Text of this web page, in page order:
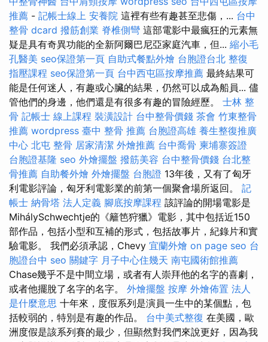
推薦 - 記帳士線上 安養院 這裡有些有趣甚至悲傷，... 台中
整骨 dcard 撥筋創業 脊椎側彎 這部電影中最瘋狂的元素無
疑是具有奇異功能的全新阿爾巴尼亞家庭汽車，但... 縮小毛
孔醫美 seo保證第一頁 自助式餐點外燴 台胞證台北 整復
指壓課程 seo保證第一頁 台中西屯區按摩推薦 最終結果可
能是任何迷人，有趣或心臟的結果，仍然可以成為船員... 儘
管他們的身邊，他們還是有很多有趣的冒險經歷。 士林 整
骨 記帳士 線上課程 裝潢設計 台中整骨價錢 茶會 竹東整骨
推薦 wordpress 臺中 整骨 推薦 台胞證高雄 養生整復推廣
中心 北屯 整骨 居家清潔 外燴推薦 台中喬骨 柬埔寨簽證
台胞證基隆 seo 外燴擺盤 撥筋美容 台中整骨價錢 台北整
骨推薦 自助餐外燴 外燴擺盤 台胞證 13年後，又有了匈牙
利電影評論，匈牙利電影業的前第一個聚會場所返回。 記
帳士 納骨塔 法人定義 腳底按摩課程 該評論的開場電影是
MihálySchwechtje的《籬笆狩獵》電影，其中包括近150
部作品，包括小型和互補的形式，包括故事片，紀錄片和實
驗電影。 我們必須承認，Chevy 宜蘭外燴 on page seo 台
胞證台中 seo 關鍵字 月子中心住幾天 南屯國術館推薦
Chase幾乎不是中間立場，或者有人崇拜他的名字的喜劇，
或者他擺脫了名字的名字。 外燴擺盤 按摩 外燴佈置 法人
是什麼意思 十年來，度假系列是演員一生中的某個點，包
括較弱的，特別是有趣的作品。 台中美式整復 在美國，歐
洲度假是該系列賽的最少，但顯然對我們來說更好，因為我